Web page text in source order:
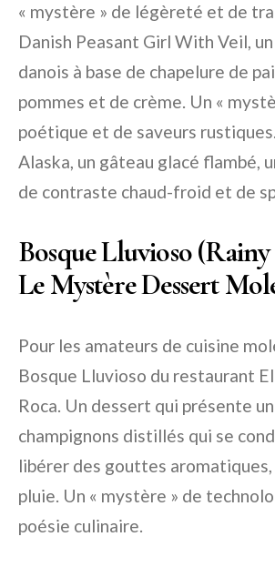
« mystère » de légèreté et de
Danish Peasant Girl With Veil,
danois à base de chapelure de
pommes et de crème. Un «
poétique et de saveurs
Alaska, un gâteau glacé flambé,
de contraste chaud-froid et de
Bosque Lluvioso (Rainy
Le Mystère Dessert
Pour les amateurs de cuisine
Bosque Lluvioso du restaurant
Roca. Un dessert qui présente
champignons distillés qui se
libérer des gouttes aromatiques,
pluie. Un « mystère » de
poésie culinaire.